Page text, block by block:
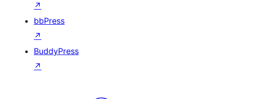
↗
bbPress
↗
BuddyPress
↗